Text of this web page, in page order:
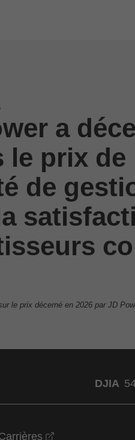
a
le prix de
de
le prix décerné en 2026 par JD
DJIA